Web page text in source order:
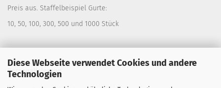
Diese Webseite verwendet Cookies und andere
Technologien
Preis aus. Staffelbeispiel Gurte:
10, 50, 100, 300, 500 und 1000 Stück
Personalisierung